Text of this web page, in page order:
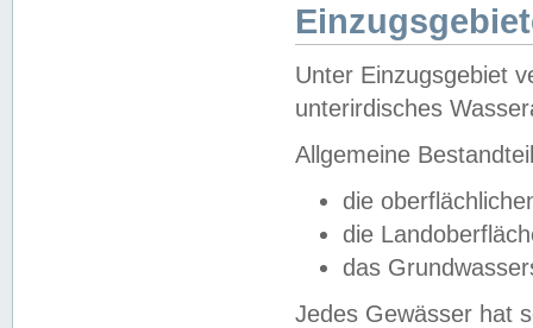
Unter Einzugsgebiet
unterirdisches
Allgemeine
die
die
das
Jedes Gewässer hat